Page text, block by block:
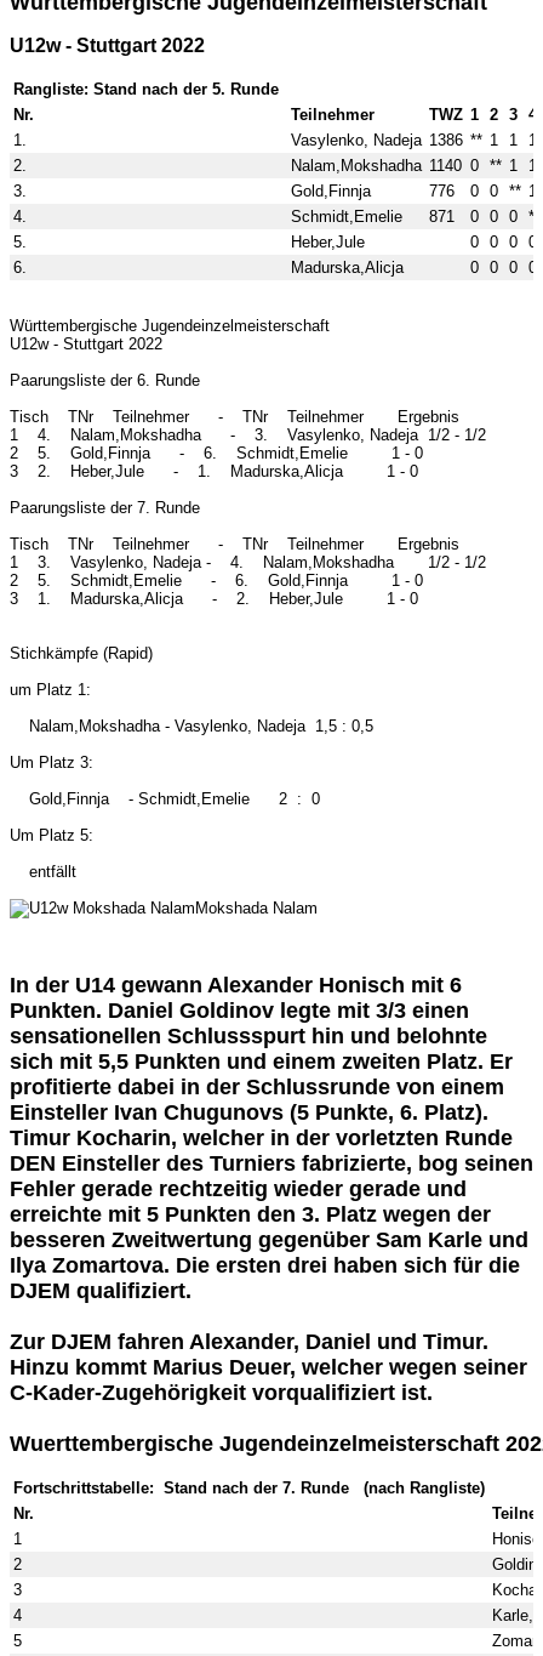
U12w - Stuttgart 2022
Rangliste: Stand nach der 5. Runde
Nr.
Teilnehmer TWZ 1 2 3 4
1.
Vasylenko, Nadeja 1386 ** 1 1
1
2.
Nalam,Mokshadha 1140 0 ** 1
1
3.
Gold,Finnja 776 0 0 ** 1
4.
Schmidt,Emelie 871 0 0 0 **
5.
Heber,Jule 0 0 0 0
6.
Madurska,Alicja 0 0 0 0
Württembergische Jugendeinzelmeisterschaft
U12w - Stuttgart 2022
Paarungsliste der 6. Runde
Tisch TNr Teilnehmer - TNr Teilnehmer Ergebnis
1 4. Nalam,Mokshadha - 3. Vasylenko, Nadeja 1/2 - 1/2
2 5. Gold,Finnja - 6. Schmidt,Emelie 1 - 0
3 2. Heber,Jule - 1. Madurska,Alicja 1 - 0
Paarungsliste der 7. Runde
Tisch TNr Teilnehmer - TNr Teilnehmer Ergebnis
1 3. Vasylenko, Nadeja - 4. Nalam,Mokshadha 1/2 - 1/2
2 5. Schmidt,Emelie - 6. Gold,Finnja 1 - 0
3 1. Madurska,Alicja - 2. Heber,Jule 1 - 0
Stichkämpfe (Rapid)
um Platz 1:
Nalam,Mokshadha - Vasylenko, Nadeja 1,5 : 0,5
Um Platz 3:
Gold,Finnja - Schmidt,Emelie 2 : 0
Um Platz 5:
entfällt
Mokshada Nalam
In der U14 gewann Alexander Honisch mit 6
Punkten. Daniel Goldinov legte mit 3/3 einen
sensationellen Schlussspurt hin und belohnte
sich mit 5,5 Punkten und einem zweiten Platz. Er
profitierte dabei in der Schlussrunde von einem
Einsteller Ivan Chugunovs (5 Punkte, 6. Platz).
Timur Kocharin, welcher in der vorletzten Runde
DEN Einsteller des Turniers fabrizierte, bog seinen
Fehler gerade rechtzeitig wieder gerade und
erreichte mit 5 Punkten den 3. Platz wegen der
besseren Zweitwertung gegenüber Sam Karle und
Ilya Zomartova. Die ersten drei haben sich für die
DJEM qualifiziert.
Zur DJEM fahren Alexander, Daniel und Timur.
Hinzu kommt Marius Deuer, welcher wegen seiner
C-Kader-Zugehörigkeit vorqualifiziert ist.
Wuerttembergische Jugendeinzelmeisterschaft
Fortschrittstabelle: Stand nach der 7. Runde (nach Rangliste)
Nr.
1
2
3
4
5